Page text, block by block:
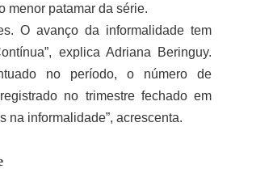
menor patamar da série.
O avanço da informalidade tem
explica Adriana Beringuy.
no período, o número de
no trimestre fechado em
na informalidade”, acrescenta.